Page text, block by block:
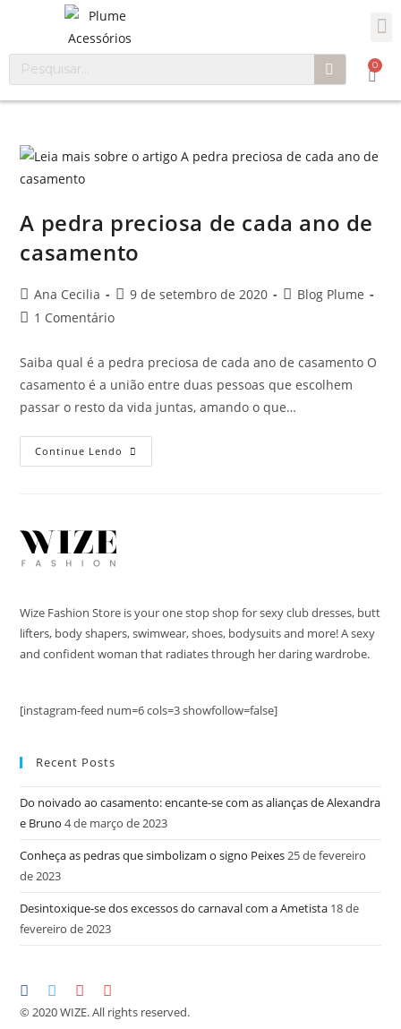
0
A pedra preciosa de cada ano de
casamento
Ana Cecilia 9 de setembro de 2020
Blog Plume
1 Comentário
Saiba qual é a pedra preciosa de cada ano de casamento O
casamento é a união entre duas pessoas que escolhem
passar o resto da vida juntas, amando o que…
Continue Lendo
Wize Fashion Store is your one stop shop for sexy club dresses, butt
lifters, body shapers, swimwear, shoes, bodysuits and more! A sexy
and confident woman that radiates through her daring wardrobe.
[instagram-feed num=6 cols=3 showfollow=false]
Recent Posts
Do noivado ao casamento: encante-se com as alianças de Alexandra
e Bruno 4 de março de 2023
Conheça as pedras que simbolizam o signo Peixes25 de fevereiro
de 2023
Desintoxique-se dos excessos do carnaval com a Ametista 18 de
fevereiro de 2023
© 2020 WIZE. All rights reserved.